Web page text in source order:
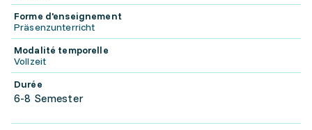
Forme d'enseignement
Präsenzunterricht
Modalité temporelle
Vollzeit
Durée
6-8 Semester